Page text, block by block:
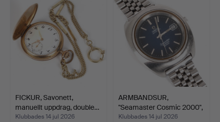
FICKUR, Savonett,
manuellt uppdrag, double…
Klubbades 14 jul 2026
ARMBANDSUR,
"Seamaster Cosmic 2000",
autom…
Klubbades 14 jul 2026